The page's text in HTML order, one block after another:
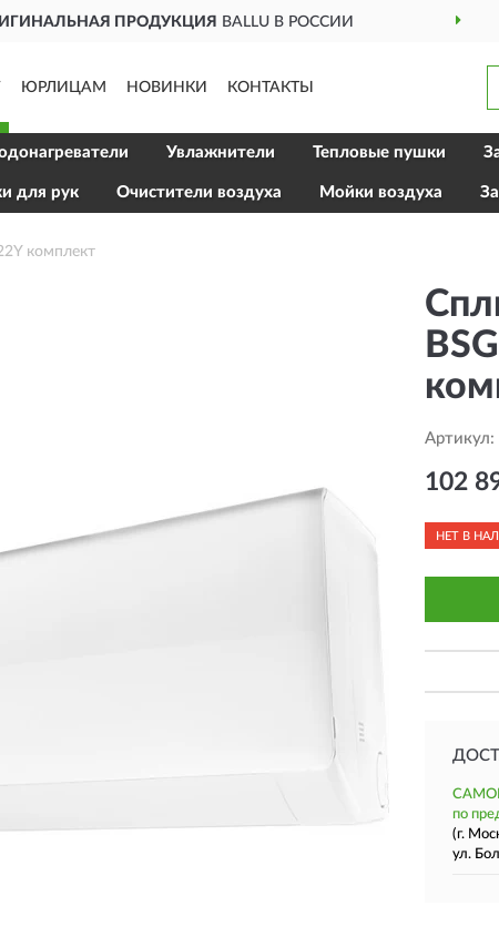
ДОСТАВИМПО ВСЕЙ РОССИИ
ЮРЛИЦАМ НОВИНКИ КОНТАКТЫ
Увлажнители Тепловые пушки
для рук Очистители воздуха Мойки воздуха
комплект
Артикул:
102
НЕТ В
по
(г.
ул.